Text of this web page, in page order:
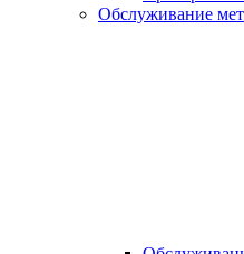
Обслуживание